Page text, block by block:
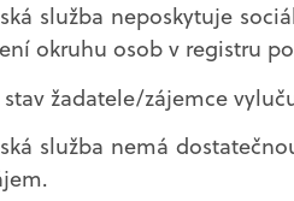
služba neposkytuje
okruhu osob v registru
žadatele/zájemce
služba nemá